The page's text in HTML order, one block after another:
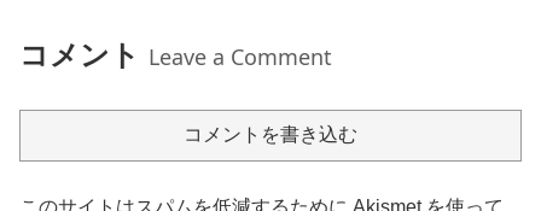
コメント Leave a Comment
コメントを書き込む